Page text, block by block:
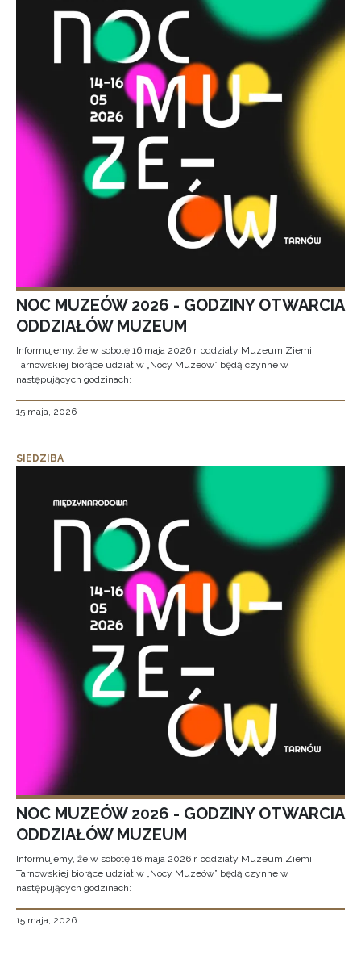
NOC MUZEÓW 2026 - GODZINY OTWARCIA
ODDZIAŁÓW MUZEUM
Informujemy, że w sobotę 16 maja 2026 r. oddziały Muzeum Ziemi
Tarnowskiej biorące udział w „Nocy Muzeów” będą czynne w
następujących godzinach:
15 maja, 2026
SIEDZIBA
NOC MUZEÓW 2026 - GODZINY OTWARCIA
ODDZIAŁÓW MUZEUM
Informujemy, że w sobotę 16 maja 2026 r. oddziały Muzeum Ziemi
Tarnowskiej biorące udział w „Nocy Muzeów” będą czynne w
następujących godzinach:
15 maja, 2026